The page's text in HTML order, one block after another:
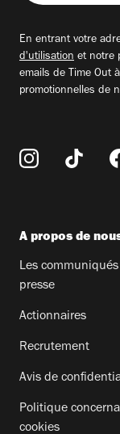
adresse
En entrant votre
d'utilisation et notre
emails de Time Out
promotionnelles de
A propos de
Les
presse
Actionnaires
Recrutement
Avis de
Politique
cookies